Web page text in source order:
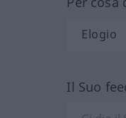
Il Suo